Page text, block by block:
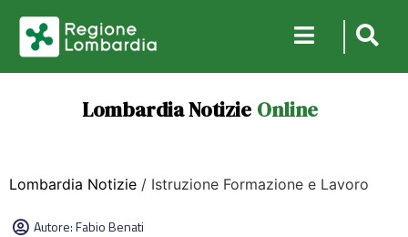
Lombardia Notizie Online
Lombardia Notizie / Istruzione Formazione e Lavoro
Autore:Fabio Benati